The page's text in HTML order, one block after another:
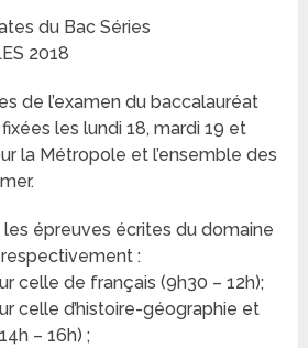
du Bac Séries
2018
de l’examen du baccalauréat
les lundi 18, mardi 19 et
la Métropole et l’ensemble des
les épreuves écrites du domaine
:
celle de français (9h30 – 12h);
celle d’histoire-géographie et
– 16h) ;